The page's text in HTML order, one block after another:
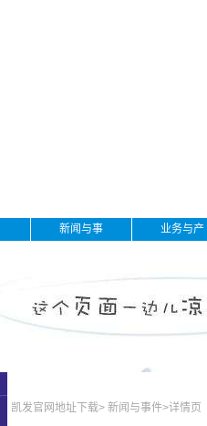
新闻与事
业务与产
凯发官网地址下载> 新闻与事件>详情页